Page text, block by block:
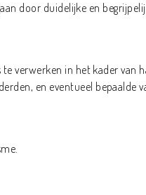
door duidelijke en
verwerken in het kader van
en eventueel bepaalde